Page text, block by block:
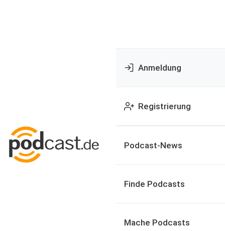
Anmeldung
Registrierung
Podcast-News
Finde Podcasts
Mache Podcasts